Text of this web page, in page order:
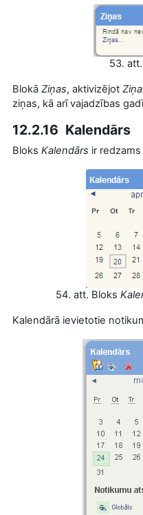
53.
Blokā Ziņas, aktivizējot
ziņas, kā arī vajadzības
12.2.16 Kalendārs
Bloks Kalendārs ir redzams
54. att. Bloks
Kalendārā ievietotie